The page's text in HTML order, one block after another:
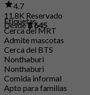
4.7
11.8K Reservado
Desde฿ 645
Etiquetas
Cerca del MRT
Admite mascotas
Cerca del BTS
Nonthaburi
Nonthaburi
Comida informal
Apto para familias